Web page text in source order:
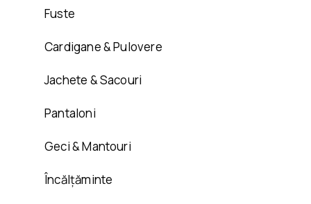
Fuste
Cardigane & Pulovere
Jachete & Sacouri
Pantaloni
Geci & Mantouri
Încălțăminte